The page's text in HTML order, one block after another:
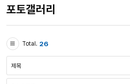
포토갤러리
Total. 26
검
색
역
검